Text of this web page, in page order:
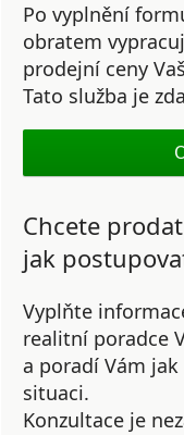
Po vyplnění
obratem
prodejní ceny
Tato služba je
Chcete
jak
Vyplňte
realitní poradce
a poradí Vám
situaci.
Konzultace je